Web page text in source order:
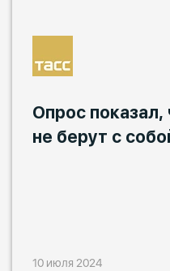
Опрос показал,
не берут с
10 июля 2024